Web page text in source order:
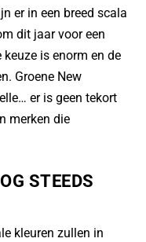
er in een breed scala
dit jaar voor een
keuze is enorm en de
Groene New
er is geen tekort
merken die
STEEDS
kleuren zullen in